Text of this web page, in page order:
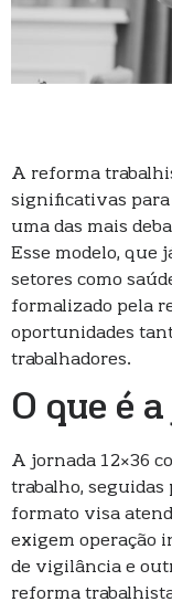
A reforma
significativas para
uma das mais
Esse modelo, que
setores como
formalizado pela
oportunidades
trabalhadores.
O que é
A jornada 12×36
trabalho, seguidas
formato visa
exigem operação
de vigilância e
reforma